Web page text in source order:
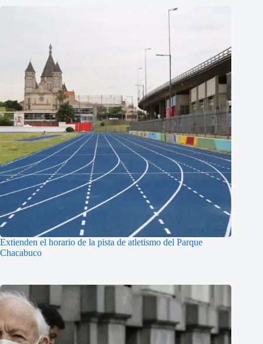
Extienden el horario de la pista de atletismo del Parque
Chacabuco